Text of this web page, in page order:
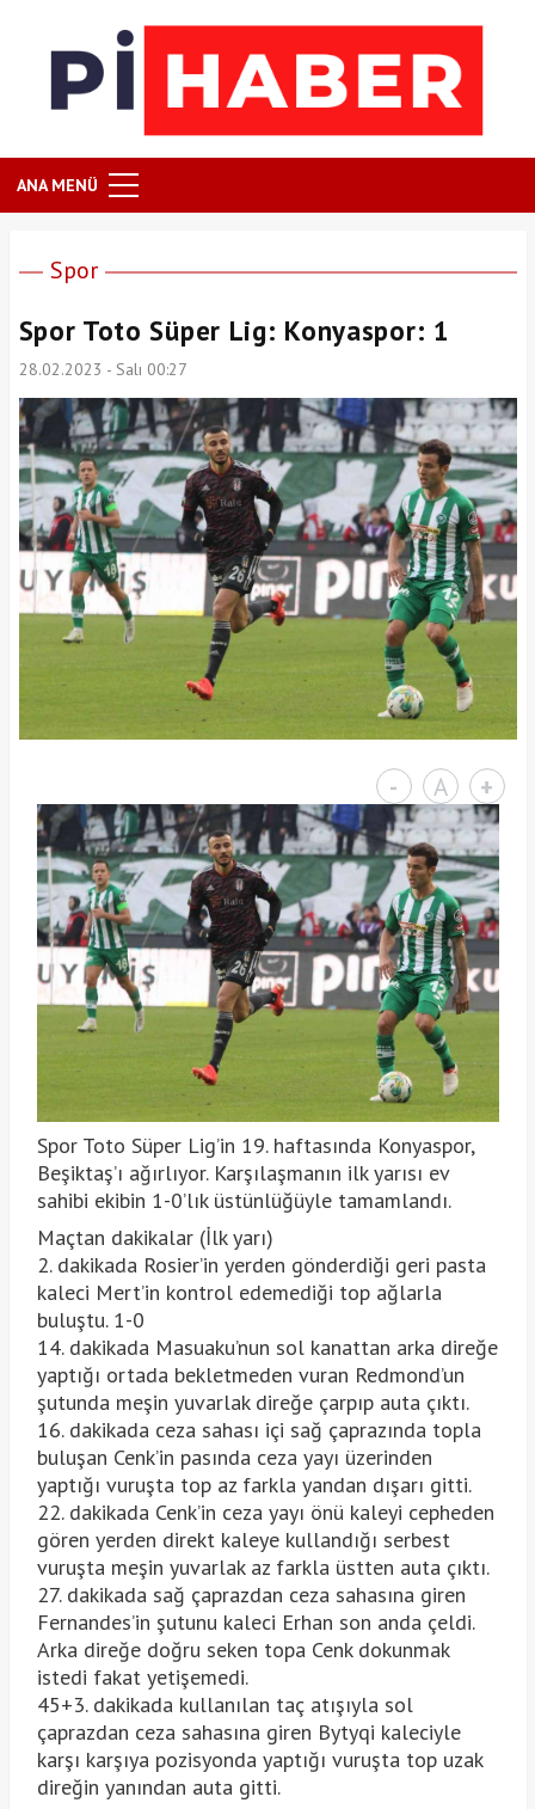
ANA MENÜ
Spor
Spor Toto Süper Lig: Konyaspor: 1
28.02.2023 - Salı 00:27
- A +
Spor Toto Süper Lig’in 19. haftasında Konyaspor,
Beşiktaş’ı ağırlıyor. Karşılaşmanın ilk yarısı ev
sahibi ekibin 1-0’lık üstünlüğüyle tamamlandı.
Maçtan dakikalar (İlk yarı)
2. dakikada Rosier’in yerden gönderdiği geri pasta
kaleci Mert’in kontrol edemediği top ağlarla
buluştu. 1-0
14. dakikada Masuaku’nun sol kanattan arka direğe
yaptığı ortada bekletmeden vuran Redmond’un
şutunda meşin yuvarlak direğe çarpıp auta çıktı.
16. dakikada ceza sahası içi sağ çaprazında topla
buluşan Cenk’in pasında ceza yayı üzerinden
yaptığı vuruşta top az farkla yandan dışarı gitti.
22. dakikada Cenk’in ceza yayı önü kaleyi cepheden
gören yerden direkt kaleye kullandığı serbest
vuruşta meşin yuvarlak az farkla üstten auta çıktı.
27. dakikada sağ çaprazdan ceza sahasına giren
Fernandes’in şutunu kaleci Erhan son anda çeldi.
Arka direğe doğru seken topa Cenk dokunmak
istedi fakat yetişemedi.
45+3. dakikada kullanılan taç atışıyla sol
çaprazdan ceza sahasına giren Bytyqi kaleciyle
karşı karşıya pozisyonda yaptığı vuruşta top uzak
direğin yanından auta gitti.